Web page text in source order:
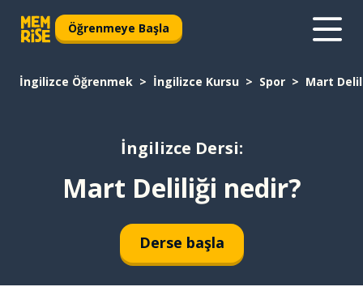
Öğrenmeye Başla
İngilizce Öğrenmek İngilizce Kursu Spor Mart
İngilizce Dersi:
Mart Deliliği nedir?
Derse başla